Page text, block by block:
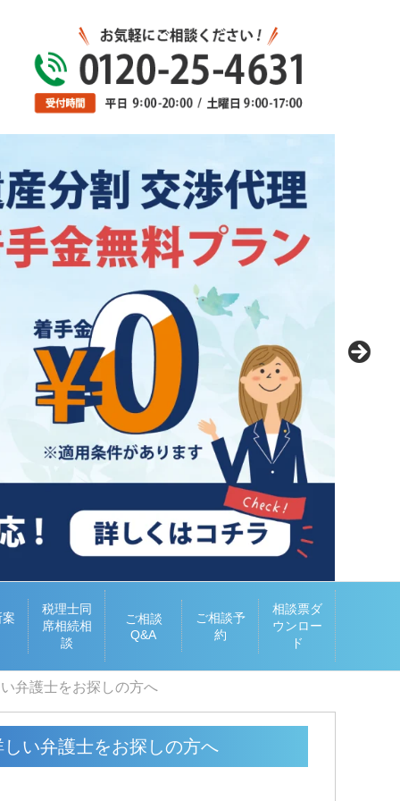
税理士同
席相続相
談
ご相談
Q&A
ご相談予
約
相談票ダ
ウンロー
ド
弁護士をお探しの方へ
い弁護士をお探しの方へ